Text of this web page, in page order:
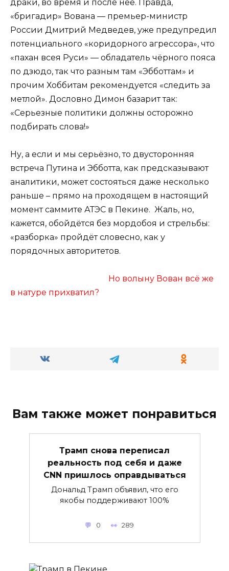
драки, во время и после неё. Правда,
«бригадир» Вована — премьер-министр
России Дмитрий Медведев, уже предупредил
потенциального «коридорного агрессора», что
«пахан всея Руси» — обладатель чёрного пояса
по дзюдо, так что разным там «Эбботтам» и
прочим Хоббитам рекомендуется «следить за
метлой». Дословно Димон базарит так:
«Серьезные политики должны осторожно
подбирать слова!»
Ну, а если и мы серьёзно, то двусторонняя
встреча Путина и Эбботта, как предсказывают
аналитики, может состояться даже несколько
раньше – прямо на проходящем в настоящий
момент саммите АТЭС в Пекине. Жаль, но,
кажется, обойдётся без мордобоя и стрельбы:
«разборка» пройдёт словесно, как у
порядочных авторитетов.
Но волыну Вован всё же
в натуре прихватил?
Вам также может понравиться
Трамп снова переписал
реальность под себя и даже
CNN пришлось оправдываться
Дональд Трамп объявил, что его
якобы поддерживают 100%
0 289